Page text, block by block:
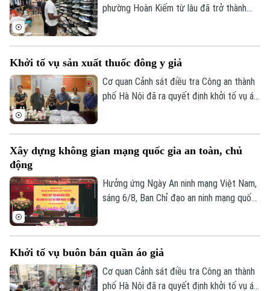
Chuyên mục
Thời sự
Hà Nội
Chính trị
Nhịp sống Hà Nội
Thế giới
phường Hoàn Kiếm từ lâu đã trở thành
được bày bán công khai với giá siêu rẻ.
Đáng nói hơn, dù lực lượng chức năng đã
kiểm tra nhưng đều khó xử lý bởi những
Khởi tố vụ sản xuất thuốc đông y giả
Cơ quan Cảnh sát điều tra Công an thành
phố Hà Nội đã ra quyết định khởi tố vụ án,
Tiến, tỉnh Phú Thọ) về hành vi "Sản xuất,
theo khoản 1, Điều 194 Bộ luật Hình sự.
Xây dựng không gian mạng quốc gia an toàn, chủ
động
Hưởng ứng Ngày An ninh mạng Việt Nam,
sáng 6/8, Ban Chỉ đạo an ninh mạng quốc
Khởi tố vụ buôn bán quần áo giả
Cơ quan Cảnh sát điều tra Công an thành
phố Hà Nội đã ra quyết định khởi tố vụ án,